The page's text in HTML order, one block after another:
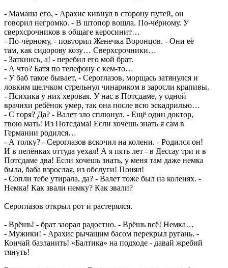
- Мамаша его, - Арахис кивнул в сторону путей, он
говорил негромко. - В штопор вошла. По-чёрному. У
сверхсрочников в общаге керосинит…
- По-чёрному, - повторил Женечка Воронцов. - Они её
там, как сидорову козу… Сверхсрочники…
- Заткнись, а! - перебил его мой брат.
- А что? Батя по телефону с кем-то…
- У баб такое бывает, - Сероглазов, морщась затянулся и
ловким щелчком стрельнул чинариком в заросли крапивы.
- Психика у них херовая. У нас в Потсдаме, у одной
врачихи ребёнок умер, так она после всю эскадрилью…
- С горя? Да? - Валет зло сплюнул. - Ещё один доктор,
твою мать! Из Потсдама! Если хочешь знать я сам в
Германии родился…
- А толку? - Сероглазов вскочил на колени. - Родился он!
И в пелёнках оттуда уехал! А я пять лет - в Дессау три и в
Потсдаме два! Если хочешь знать, у меня там даже немка
была, баба взрослая, из обслуги! Понял!
- Сопли тебе утирала, да? - Валет тоже был на коленях. -
Немка! Как звали немку? Как звали?
Сероглазов открыл рот и растерялся.
- Врёшь! - брат заорал радостно. - Врёшь всё! Немка…
- Мужики! - Арахис рычащим басом перекрыл ругань. -
Кончай базланить! «Балтика» на подходе - давай жребий
тянуть!